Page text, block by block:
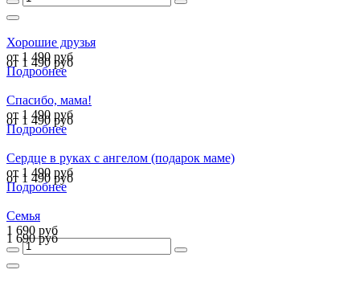
Хорошие друзья
от 1 490 руб
от 1 490 руб
Подробнее
Спасибо, мама!
от 1 490 руб
от 1 490 руб
Подробнее
Сердце в руках с ангелом (подарок маме)
от 1 490 руб
от 1 490 руб
Подробнее
Семья
1 690 руб
1 690 руб